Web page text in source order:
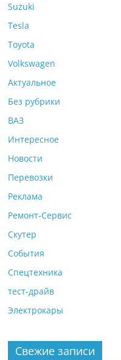
Suzuki
Tesla
Toyota
Volkswagen
Актуальное
Без рубрики
ВАЗ
Интересное
Новости
Перевозки
Реклама
Ремонт-Сервис
Скутер
События
Спецтехника
тест-драйв
Электрокары
Свежие записи